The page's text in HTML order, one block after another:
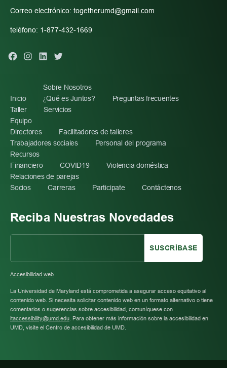
Correo electrónico: togetherumd@gmail.com
teléfono: 1-877-432-1669
FacebookInstagramLinkedinTwitter
Inicio
Sobre Nosotros
¿Qué es Juntos?
Preguntas frecuentes
Taller
Servicios
Equipo
Directores
Facilitadores de talleres
Trabajadores sociales
Personal del programa
Recursos
Financiero
COVID19
Violencia doméstica
Relaciones de parejas
Socios
Carreras Participate Contáctenos
Reciba Nuestras Novedades
C
N
S
T
A
N
Accesibilidad web
La Universidad de Maryland está comprometida a asegurar acceso equitativo al
contenido web. Si necesita solicitar contenido web en un formato alternativo o tiene
comentarios o sugerencias sobre accesibilidad, comuníquese con
itaccessibility@umd.edu . Para obtener más información sobre la accesibilidad en
UMD, visite el Centro de accesibilidad de UMD.